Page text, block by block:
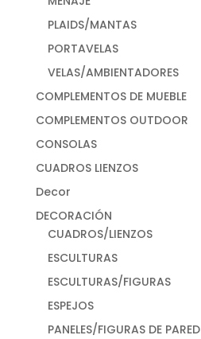
PLAIDS/MANTAS
PORTAVELAS
VELAS/AMBIENTADORES
COMPLEMENTOS DE MUEBLE
COMPLEMENTOS OUTDOOR
CONSOLAS
CUADROS LIENZOS
Decor
DECORACIÓN
CUADROS/LIENZOS
ESCULTURAS
ESCULTURAS/FIGURAS
ESPEJOS
PANELES/FIGURAS DE PARED